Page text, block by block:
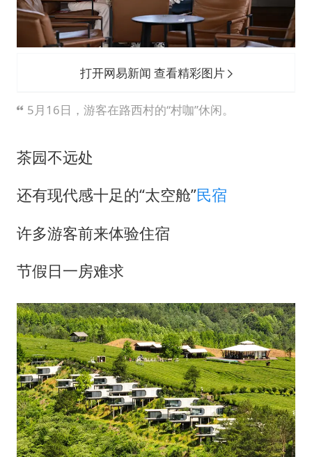
打开网易新闻 查看精彩图片
5月16日，游客在路西村的“村咖”休闲。
茶园不远处
还有现代感十足的“太空舱”民宿
许多游客前来体验住宿
节假日一房难求